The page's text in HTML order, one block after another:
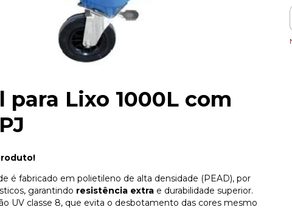
para Lixo 1000L com
é fabricado em polietileno de alta densidade (PEAD), por
garantindo resistência extra e durabilidade superior.
UV classe 8, que evita o desbotamento das cores mesmo